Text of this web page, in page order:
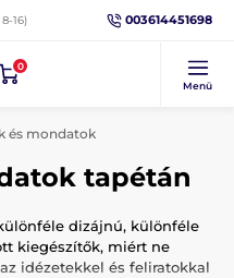
16) 003614451698
0
Menü
és mondatok
tapétán
dizájnú, különféle
kiegészítők, miért ne
idézetekkel és feliratokkal